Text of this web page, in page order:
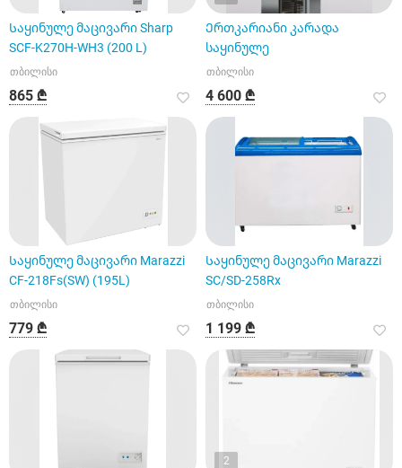
Საყინულე მაცივარი Sharp
SCF-K270H-WH3 (200 L)
თბილისი
865 ₾
Ერთკარიანი კარადა
საყინულე
თბილისი
4 600 ₾
Საყინულე მაცივარი Marazzi
CF-218Fs(SW) (195L)
თბილისი
779 ₾
Საყინულე მაცივარი Marazzi
SC/SD-258Rx
თბილისი
1 199 ₾
2